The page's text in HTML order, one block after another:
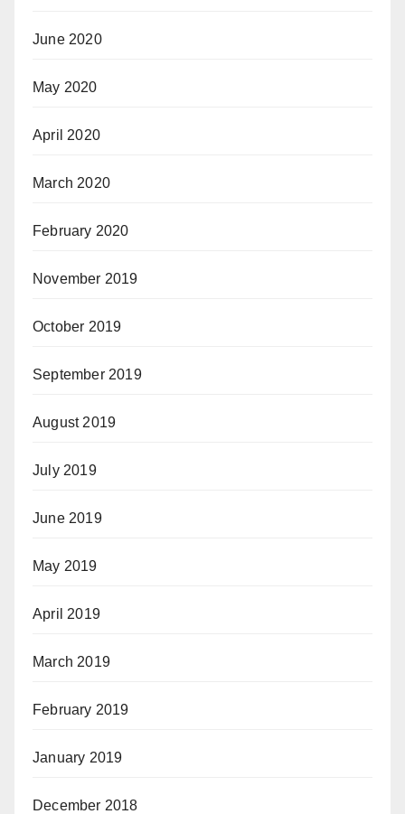
June 2020
May 2020
April 2020
March 2020
February 2020
November 2019
October 2019
September 2019
August 2019
July 2019
June 2019
May 2019
April 2019
March 2019
February 2019
January 2019
December 2018